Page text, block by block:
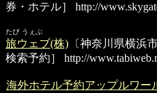
券・ホテル］
http://
たび うぇぶ
旅ウェブ(株) 〔神奈川県横浜
検索予約］
http://
海外ホテル予約アップルワー